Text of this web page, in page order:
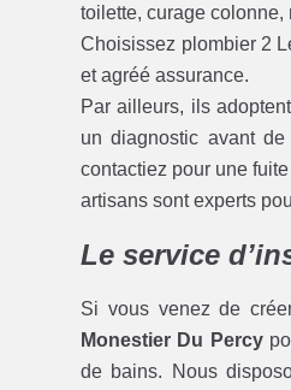
toilette, curage
Choisissez plombier 2
et agréé assurance.
Par ailleurs, ils
un diagnostic avant
contactiez pour une
artisans sont experts
Le service
Si vous venez de
Monestier Du Percy
de bains. Nous